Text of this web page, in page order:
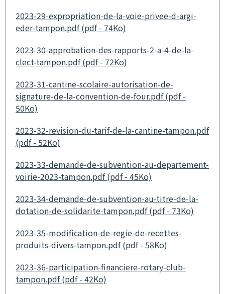
2023-29-expropriation-de-la-voie-privee-d-argi-
eder-tampon.pdf (pdf - 74Ko)
2023-30-approbation-des-rapports-2-a-4-de-la-
clect-tampon.pdf (pdf - 72Ko)
2023-31-cantine-scolaire-autorisation-de-
signature-de-la-convention-de-four.pdf (pdf -
50Ko)
2023-32-revision-du-tarif-de-la-cantine-tampon.pdf
(pdf - 52Ko)
2023-33-demande-de-subvention-au-departement-
voirie-2023-tampon.pdf (pdf - 45Ko)
2023-34-demande-de-subvention-au-titre-de-la-
dotation-de-solidarite-tampon.pdf (pdf - 73Ko)
2023-35-modification-de-regie-de-recettes-
produits-divers-tampon.pdf (pdf - 58Ko)
2023-36-participation-financiere-rotary-club-
tampon.pdf (pdf - 42Ko)